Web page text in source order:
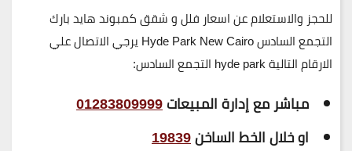
للحجز والاستعلام عن اسعار فلل و شقق كمبوند هايد بارك
التجمع السادس Hyde Park New Cairo
يرجي الاتصال علي
الارقام التالية hyde park التجمع السادس:
مباشر مع إدارة المبيعات01283809999
او خلال الخط الساخن19839